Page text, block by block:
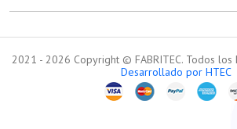
2021 - 2026 Copyright © FABRITEC. Todos los
Desarrollado por HTEC